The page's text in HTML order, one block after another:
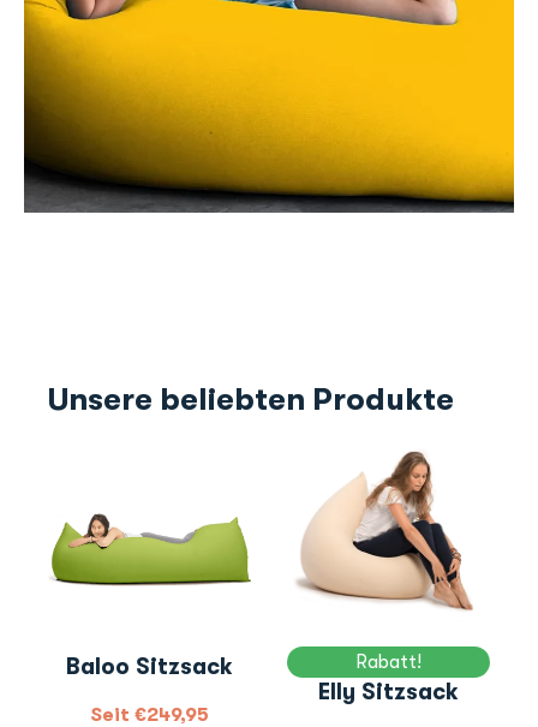
Unsere beliebten Produkte
Baloo Sitzsack
Seit €249,95
Rabatt!
Elly Sitzsack